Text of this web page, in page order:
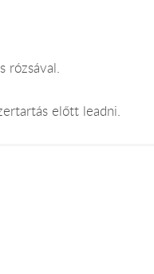
rózsával.
előtt leadni.